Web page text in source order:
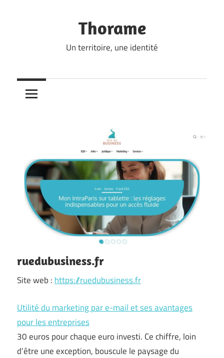
Thorame
Un territoire, une identité
ruedubusiness.fr
Site web : https://ruedubusiness.fr
Utilité du marketing par e-mail et ses avantages
pour les entreprises
30 euros pour chaque euro investi. Ce chiffre, loin
d’être une exception, bouscule le paysage du